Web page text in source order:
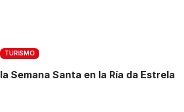
TURISMO
Semana Santa en la Ría da Estrela